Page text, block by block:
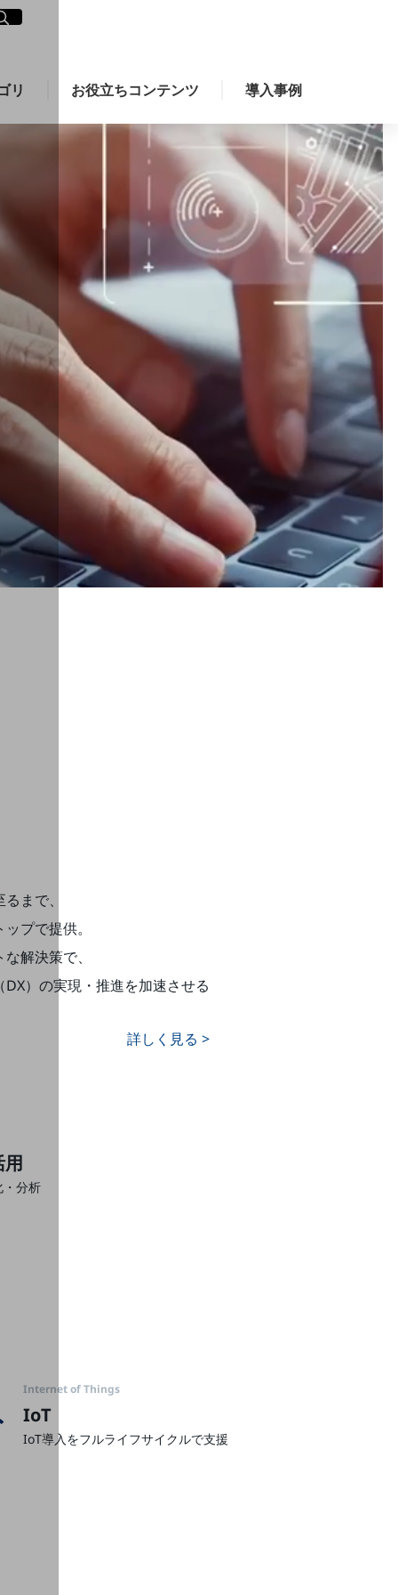
ト内検索
リ お役立ちコンテンツ 導入事例
まで、
プで提供。
解決策で、
DX）の実現・推進を加速させる
詳しく見る >
用
・分析
Internet of Things
IoT
IoT導入をフルライフサイクルで支援